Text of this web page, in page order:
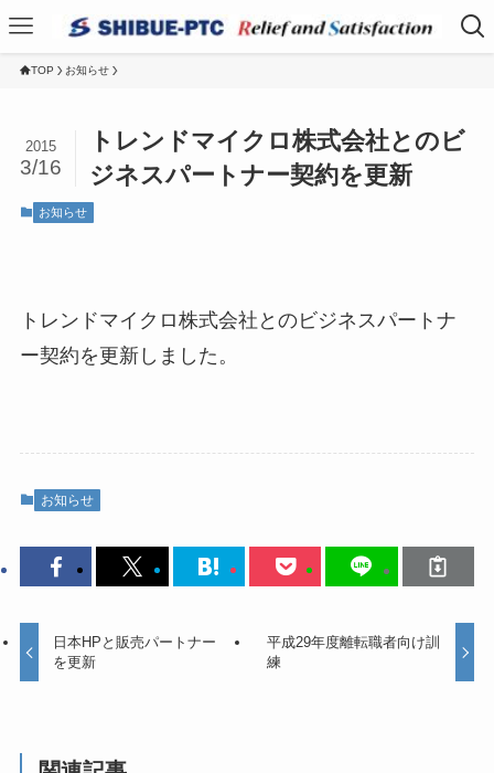
TOP お知らせ
トレンドマイクロ株式会社とのビ
ジネスパートナー契約を更新
2015
3/16
お知らせ
トレンドマイクロ株式会社とのビジネスパートナ
ー契約を更新しました。
お知らせ
日本HPと販売パートナー
を更新
平成29年度離転職者向け訓
練